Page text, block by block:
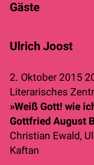
Gäste
Ulrich Joost
2. Oktober 2015
Literarisches
»Weiß Gott! wie
Gottfried August
Christian Ewald,
Kaftan